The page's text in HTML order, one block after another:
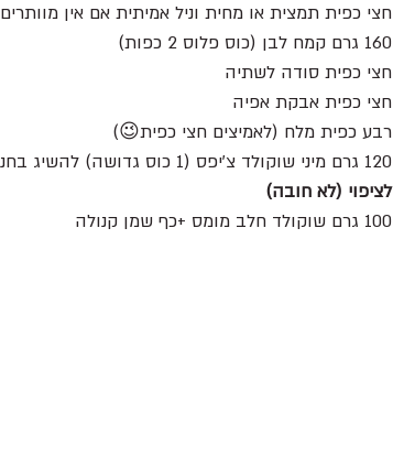
חצי כפית תמצית או מחית וניל אמיתית אם אין מוותרים
160 גרם קמח לבן (כוס פלוס 2 כפות)
חצי כפית סודה לשתיה
חצי כפית אבקת אפיה
רבע כפית מלח (לאמיצים חצי כפית😉)
120 גרם מיני שוקולד צ’יפס (1 כוס גדושה) להשיג בחנויות מתמחות)
לציפוי (לא חובה)
100 גרם שוקולד חלב מומס +כף שמן קנולה